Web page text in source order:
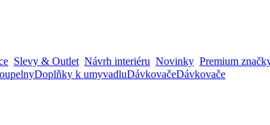
Slevy & Outlet Návrh interiéru Novinky Premium
Doplňky k umyvadluDávkovačeDávkovače